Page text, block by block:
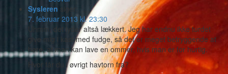
Sysleren siger:
7. februar 2013 kl. 23:30
Uhmm, det lyder altså lækkert. Jeg har endnu ikke turdet
give mig i kast med fudge, så det er meget betryggende at
høre, at man kan lave en ommer, hvis man er for hurtig.
Hvor får du i øvrigt havtorn fra?